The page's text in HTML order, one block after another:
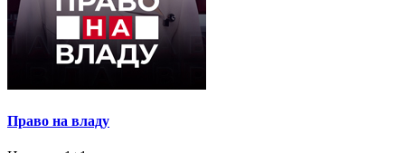
Право на владу